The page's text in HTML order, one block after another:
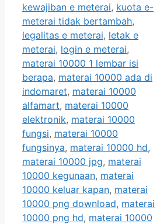
kewajiban e meterai, kuota e-
meterai tidak bertambah,
legalitas e meterai, letak e
meterai, login e meterai,
materai 10000 1 lembar isi
berapa, materai 10000 ada di
indomaret, materai 10000
alfamart, materai 10000
elektronik, materai 10000
fungsi, materai 10000
fungsinya, materai 10000 hd,
materai 10000 jpg, materai
10000 kegunaan, materai
10000 keluar kapan, materai
10000 png download, materai
10000 png hd, materai 10000